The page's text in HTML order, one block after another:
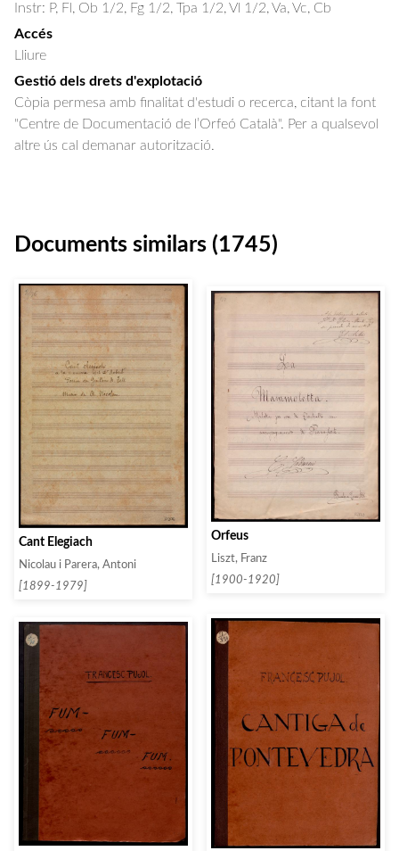
Instr: P, Fl, Ob 1/2, Fg 1/2, Tpa 1/2, Vl 1/2, Va, Vc, Cb
Accés
Lliure
Gestió dels drets d'explotació
Còpia permesa amb finalitat d'estudi o recerca, citant la font
"Centre de Documentació de l’Orfeó Català". Per a qualsevol
altre ús cal demanar autorització.
Documents similars (1745)
Cant Elegiach
Nicolau i Parera, Antoni
[1899-1979]
Orfeus
Liszt, Franz
[1900-1920]